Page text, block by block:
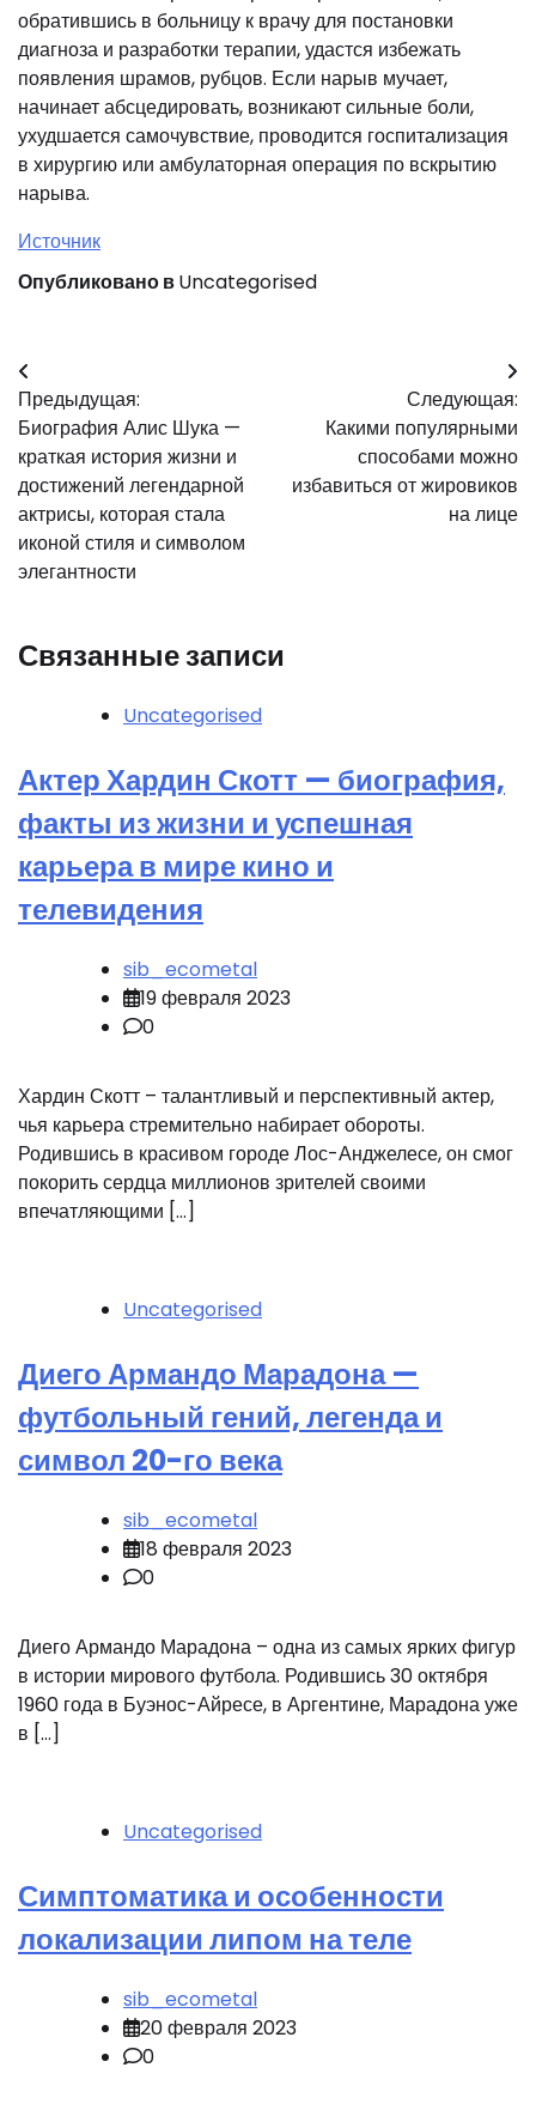
обратившись в больницу к врачу для постановки
диагноза и разработки терапии, удастся избежать
появления шрамов, рубцов. Если нарыв мучает,
начинает абсцедировать, возникают сильные боли,
ухудшается самочувствие, проводится госпитализация
в хирургию или амбулаторная операция по вскрытию
нарыва.
Источник
Опубликовано вUncategorised
Навигация
по
записям
Предыдущая:
Биография Алис Шука —
краткая история жизни и
достижений легендарной
актрисы, которая стала
иконой стиля и символом
элегантности
Следующая:
Какими популярными
способами можно
избавиться от жировиков
на лице
Связанные записи
Uncategorised
Актер Хардин Скотт — биография,
факты из жизни и успешная
карьера в мире кино и
телевидения
sib_ecometal
19 февраля 2023
0
Хардин Скотт – талантливый и перспективный актер,
чья карьера стремительно набирает обороты.
Родившись в красивом городе Лос-Анджелесе, он смог
покорить сердца миллионов зрителей своими
впечатляющими […]
Uncategorised
Диего Армандо Марадона —
футбольный гений, легенда и
символ 20-го века
sib_ecometal
18 февраля 2023
0
Диего Армандо Марадона – одна из самых ярких фигур
в истории мирового футбола. Родившись 30 октября
1960 года в Буэнос-Айресе, в Аргентине, Марадона уже
в […]
Uncategorised
Симптоматика и особенности
локализации липом на теле
sib_ecometal
20 февраля 2023
0